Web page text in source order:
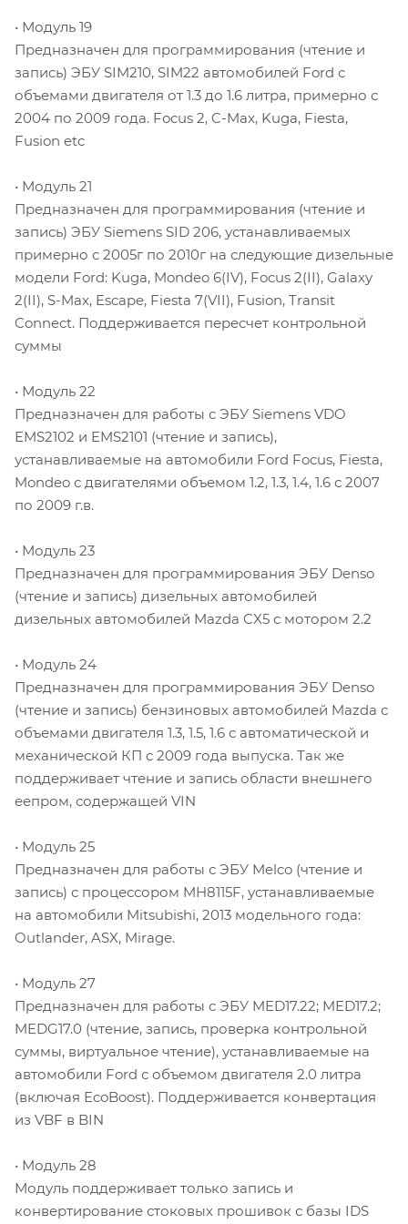
• Модуль 19
Предназначен для программирования (чтение и
запись) ЭБУ SIM210, SIM22 автомобилей Ford с
объемами двигателя от 1.3 до 1.6 литра, примерно с
2004 по 2009 года. Focus 2, C-Max, Kuga, Fiesta,
Fusion etc
• Модуль 21
Предназначен для программирования (чтение и
запись) ЭБУ Siemens SID 206, устанавливаемых
примерно с 2005г по 2010г на следующие дизельные
модели Ford: Kuga, Mondeo 6(IV), Focus 2(II), Galaxy
2(II), S-Max, Escape, Fiesta 7(VII), Fusion, Transit
Connect. Поддерживается пересчет контрольной
суммы
• Модуль 22
Предназначен для работы с ЭБУ Siemens VDO
EMS2102 и EMS2101 (чтение и запись),
устанавливаемые на автомобили Ford Focus, Fiesta,
Mondeo с двигателями объемом 1.2, 1.3, 1.4, 1.6 с 2007
по 2009 г.в.
• Модуль 23
Предназначен для программирования ЭБУ Denso
(чтение и запись) дизельных автомобилей
дизельных автомобилей Mazda CX5 с мотором 2.2
• Модуль 24
Предназначен для программирования ЭБУ Denso
(чтение и запись) бензиновых автомобилей Mazda с
объемами двигателя 1.3, 1.5, 1.6 с автоматической и
механической КП c 2009 года выпуска. Так же
поддерживает чтение и запись области внешнего
еепром, содержащей VIN
• Модуль 25
Предназначен для работы с ЭБУ Melco (чтение и
запись) с процессором MH8115F, устанавливаемые
на автомобили Mitsubishi, 2013 модельного года:
Outlander, ASX, Mirage.
• Модуль 27
Предназначен для работы с ЭБУ MED17.22; MED17.2;
MEDG17.0 (чтение, запись, проверка контрольной
суммы, виртуальное чтение), устанавливаемые на
автомобили Ford с объемом двигателя 2.0 литра
(включая EcoBoost). Поддерживается конвертация
из VBF в BIN
• Модуль 28
Модуль поддерживает только запись и
конвертирование стоковых прошивок с базы IDS